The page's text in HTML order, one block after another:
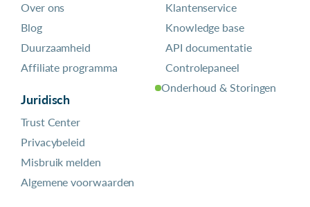
Over ons
Blog
Duurzaamheid
Affiliate programma
Juridisch
Trust Center
Privacybeleid
Misbruik melden
Algemene voorwaarden
Klantenservice
Knowledge base
API documentatie
Controlepaneel
Onderhoud & Storingen